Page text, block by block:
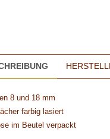
8 und 18 mm
farbig lasiert
im Beutel verpackt